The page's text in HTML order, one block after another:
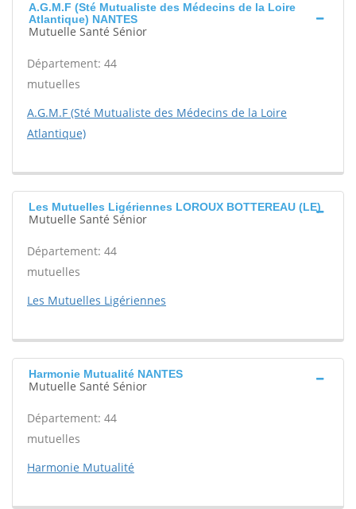
A.G.M.F (Sté Mutualiste des Médecins de la Loire
Atlantique) NANTES
Mutuelle Santé Sénior
Département: 44
mutuelles
A.G.M.F (Sté Mutualiste des Médecins de la Loire
Atlantique)
Les Mutuelles Ligériennes LOROUX BOTTEREAU (LE)
Mutuelle Santé Sénior
Département: 44
mutuelles
Les Mutuelles Ligériennes
Harmonie Mutualité NANTES
Mutuelle Santé Sénior
Département: 44
mutuelles
Harmonie Mutualité